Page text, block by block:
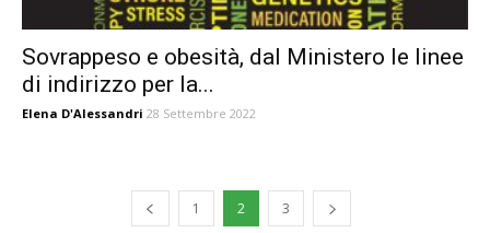
Sovrappeso e obesità, dal Ministero le linee
di indirizzo per la...
Elena D'Alessandri 28 Settembre 2022
1 2 3